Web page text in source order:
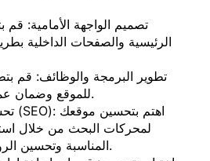
الرئيسية والصفحات الداخلية
للموقع وضمان عمله بشكل سلس وفعال.
لمحركات البحث من خلال
المناسبة وتحسين الروابط الداخلية والخارجية.